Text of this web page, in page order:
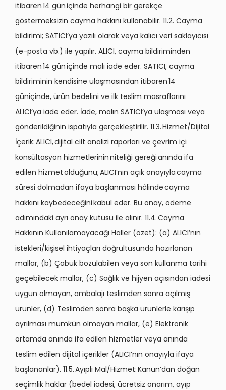
itibaren 14 gün içinde herhangi bir gerekçe
göstermeksizin cayma hakkını kullanabilir. 11.2. Cayma
bildirimi; SATICI’ya yazılı olarak veya kalıcı veri saklayıcısı
(e-posta vb.) ile yapılır. ALICI, cayma bildiriminden
itibaren 14 gün içinde malı iade eder. SATICI, cayma
bildiriminin kendisine ulaşmasından itibaren 14
güniçinde, ürün bedelini ve ilk teslim masraflarını
ALICI’ya iade eder. İade, malın SATICI’ya ulaşması veya
gönderildiğinin ispatıyla gerçekleştirilir. 11.3. Hizmet/Dijital
İçerik: ALICI, dijital cilt analizi raporları ve çevrim içi
konsültasyon hizmetlerinin niteliği gereği anında ifa
edilen hizmet olduğunu; ALICI’nın açık onayıyla cayma
süresi dolmadan ifaya başlanması hâlinde cayma
hakkını kaybedeceğini kabul eder. Bu onay, ödeme
adımındaki ayrı onay kutusu ile alınır. 11.4. Cayma
Hakkının Kullanılamayacağı Haller (özet): (a) ALICI’nın
istekleri/kişisel ihtiyaçları doğrultusunda hazırlanan
mallar, (b) Çabuk bozulabilen veya son kullanma tarihi
geçebilecek mallar, (c) Sağlık ve hijyen açısından iadesi
uygun olmayan, ambalajı teslimden sonra açılmış
ürünler, (d) Teslimden sonra başka ürünlerle karışıp
ayrılması mümkün olmayan mallar, (e) Elektronik
ortamda anında ifa edilen hizmetler veya anında
teslim edilen dijital içerikler (ALICI’nın onayıyla ifaya
başlananlar). 11.5. Ayıplı Mal/Hizmet: Kanun’dan doğan
seçimlik haklar (bedel iadesi, ücretsiz onarım, ayıp